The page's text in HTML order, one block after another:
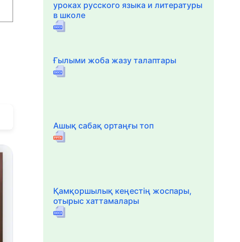
уроках русского языка и литературы
в школе
Ғылыми жоба жазу талаптары
Ашық сабақ ортаңғы топ
Қамқоршылық кеңестің жоспары,
отырыс хаттамалары